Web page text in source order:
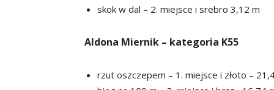
skok w dal – 2. miejsce i srebro 3,12 m
Aldona Miernik – kategoria K55
rzut oszczepem – 1. miejsce i złoto –